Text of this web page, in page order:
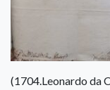
(1704.Leonardo da